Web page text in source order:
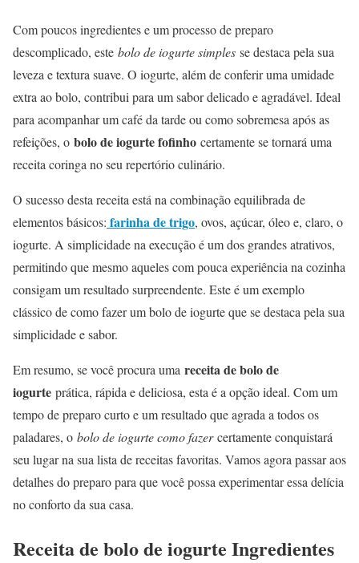
Com poucos ingredientes e um processo de preparo
descomplicado, este bolo de iogurte simples se destaca pela sua
leveza e textura suave. O iogurte, além de conferir uma umidade
extra ao bolo, contribui para um sabor delicado e agradável. Ideal
para acompanhar um café da tarde ou como sobremesa após as
refeições, o bolo de iogurte fofinho certamente se tornará uma
receita coringa no seu repertório culinário.
O sucesso desta receita está na combinação equilibrada de
elementos básicos: farinha de trigo, ovos, açúcar, óleo e, claro, o
iogurte. A simplicidade na execução é um dos grandes atrativos,
permitindo que mesmo aqueles com pouca experiência na cozinha
consigam um resultado surpreendente. Este é um exemplo
clássico de como fazer um bolo de iogurte que se destaca pela sua
simplicidade e sabor.
Em resumo, se você procura uma receita de bolo de
iogurte prática, rápida e deliciosa, esta é a opção ideal. Com um
tempo de preparo curto e um resultado que agrada a todos os
paladares, o bolo de iogurte como fazercertamente conquistará
seu lugar na sua lista de receitas favoritas. Vamos agora passar aos
detalhes do preparo para que você possa experimentar essa delícia
no conforto da sua casa.
Receita de bolo de iogurte Ingredientes